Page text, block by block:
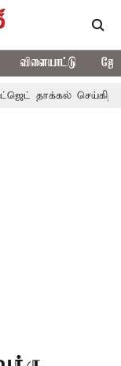
விளையாட்டு
செய்கிறார் முதல்-